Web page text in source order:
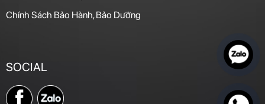
Chính Sách Bảo Hành, Bảo Dưỡng
SOCIAL